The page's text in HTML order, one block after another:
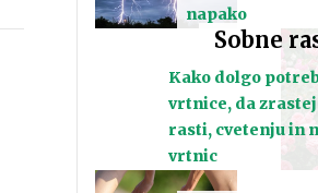
napako
Sobne
Kako dolgo
vrtnice, da
rasti, cvetenju in
vrtnic